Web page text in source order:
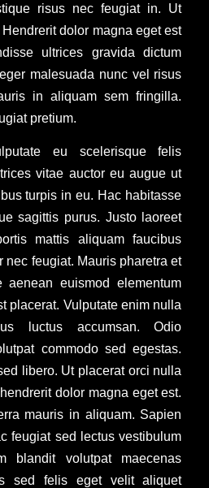
risus nec feugiat in. Ut
dolor magna eget est
ultrices gravida dictum
malesuada nunc vel risus
in aliquam sem fringilla.
pretium.
eu scelerisque felis
vitae auctor eu augue ut
turpis in eu. Hac habitasse
sagittis purus. Justo laoreet
mattis aliquam faucibus
nec feugiat. Mauris pharetra et
aenean euismod elementum
placerat. Vulputate enim nulla
luctus accumsan. Odio
commodo sed egestas.
libero. Ut placerat orci nulla
dolor magna eget est.
mauris in aliquam. Sapien
feugiat sed lectus vestibulum
blandit volutpat maecenas
sed felis eget velit aliquet